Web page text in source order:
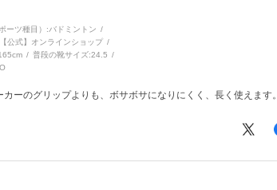
ーツ種目）:バドミントン
公式】オンラインショップ
普段の靴サイズ:24.5
O
ーのグリップよりも、ボサボサになりにくく、長く使えます。